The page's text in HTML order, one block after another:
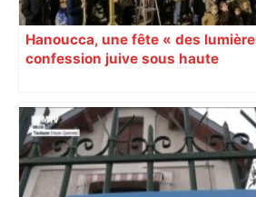
Hanoucca, une fête « des
confession juive sous haute
Labège, près de Toulouse